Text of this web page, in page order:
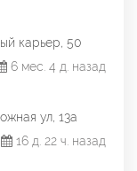
карьер, 50
6 мес. 4 д. назад
ул, 13а
16 д. 22 ч. назад